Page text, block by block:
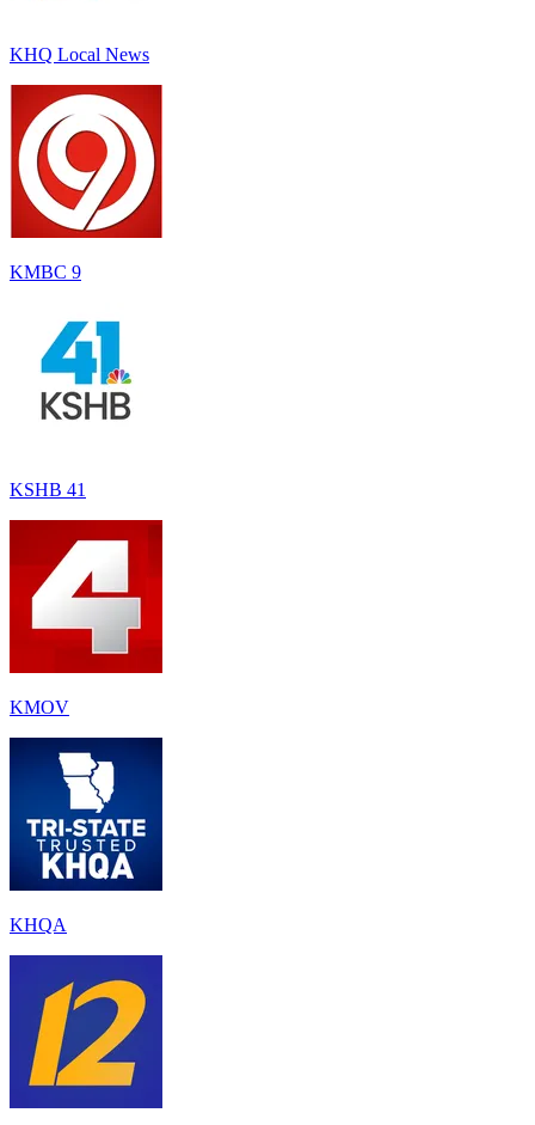
KHQ Local News
KMBC 9
KSHB 41
KMOV
KHQA